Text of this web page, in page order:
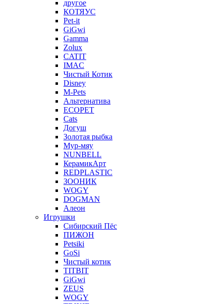
другое
КОТЯУС
Pet-it
GiGwi
Gamma
Zolux
CATIT
IMAC
Чистый Котик
Disney
M-Pets
Альтернатива
ECOPET
Cats
Догуш
Золотая рыбка
Мур-мяу
NUNBELL
КерамикАрт
REDPLASTIC
ЗООНИК
WOGY
DOGMAN
Алеон
Игрушки
Сибирский Пёс
ПИЖОН
Petsiki
GoSi
Чистый котик
TITBIT
GiGwi
ZEUS
WOGY